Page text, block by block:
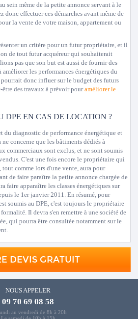
sein même de la petite annonce servant à le
donc effectuer ces démarches avant même de
la vente de votre maison, appartement ou
un critère pour un futur propriétaire, et il
de tout futur acquéreur qui souhaiterait
pas que son but est aussi de fournir des
améliorer les performances énergétiques du
donc influer sur le budget des futurs
des travaux à prévoir pouraméliorer le
DPE EN CAS DE LOCATION ?
du diagnostic de performance énergétique et
concerne que les bâtiments dédiés à
commerciaux sont exclus, et ne sont soumis
C'est une fois encore le propriétaire qui
comme lors d'une vente, aura pour
de faire paraître la petite annonce chargée de
faire apparaître les classes énergétiques sur
le 1er janvier 2011. En résumé, pour
soumis au DPE, c'est toujours le propriétaire
Il devra s'en remettre à une société de
qui pourra être consultée notamment sur le
DEVIS GRATUIT
NOUS APPELER
09 70 69 08 58
au vendredi de 8h à 20h